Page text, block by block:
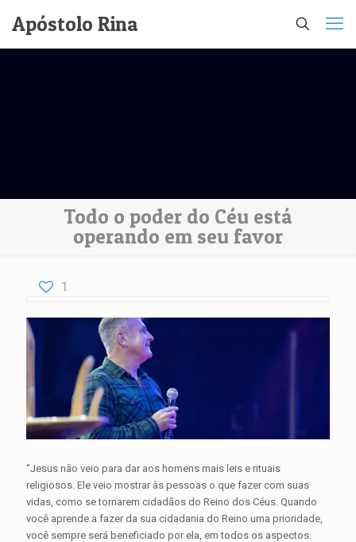
Apóstolo Rina
Todo o poder do Céu está
operando em seu favor
1
“Jesus não veio para dar aos homens mais leis e rituais
religiosos. Ele veio mostrar às pessoas o que fazer com suas
vidas, como se tornarem cidadãos do Reino dos Céus. Quando
você aprende a fazer da sua cidadania do Reino uma prioridade,
você sempre será beneficiado por ela, em todos os aspectos.